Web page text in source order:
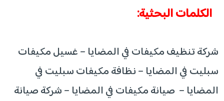
الكلمات البحثية:
شركة تنظيف مكيفات في المضايا – غسيل مكيفات
سبليت في المضايا – نظافة مكيفات سبليت في
المضايا – صيانة مكيفات في المضايا – شركة صيانة